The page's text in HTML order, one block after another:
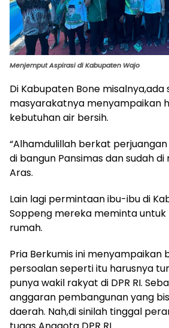
Menjemput Aspirasi di Kabupaten Wajo
Di Kabupaten Bone misalnya,ada
masyarakatnya menyampaikan
kebutuhan air bersih.
“Alhamdulillah berkat perjuangan
di bangun Pansimas dan sudah di
Aras.
Lain lagi permintaan ibu-ibu di
Soppeng mereka meminta
rumah.
Pria Berkumis ini menyampaikan
persoalan seperti itu harusnya
punya wakil rakyat di DPR RI.
anggaran pembangunan yang
daerah. Nah,di sinilah tinggal